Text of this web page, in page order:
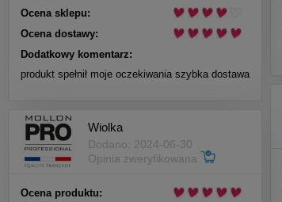
Ocena sklepu:
Ocena dostawy:
Dodatkowy komentarz:
produkt spełnił moje oczekiwania szybka dostawa
Wiolka
Dodano: 2024-06-30
Opinia zweryfikowana
Ocena produktu: